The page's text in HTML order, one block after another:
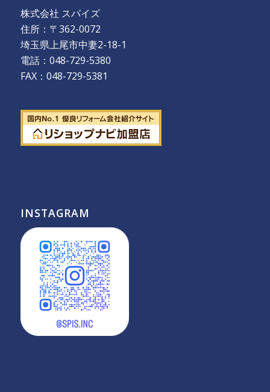
株式会社 スパイズ
住所：〒362-0072
埼玉県上尾市中妻2-18-1
電話：048-729-5380
FAX：048-729-5381
INSTAGRAM